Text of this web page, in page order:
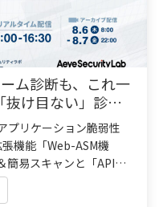
ム診断も、これ一
抜け目ない」診断
プリケーション脆弱性
機能「Web-ASM機
簡易スキャンと「APIス
組み合わせて実現す
ーチをご紹介します。